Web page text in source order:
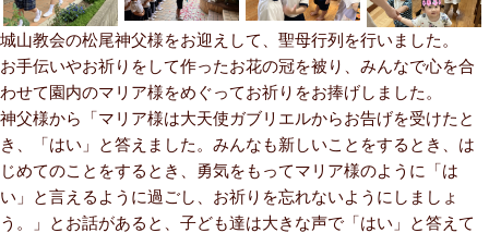
城山教会の松尾神父様をお迎えして、聖母行列を行いました。
お手伝いやお祈りをして作ったお花の冠を被り、みんなで心を合
わせて園内のマリア様をめぐってお祈りをお捧げしました。
神父様から「マリア様は大天使ガブリエルからお告げを受けたと
き、「はい」と答えました。みんなも新しいことをするとき、は
じめてのことをするとき、勇気をもってマリア様のように「は
い」と言えるように過ごし、お祈りを忘れないようにしましょ
う。」とお話があると、子ども達は大きな声で「はい」と答えて